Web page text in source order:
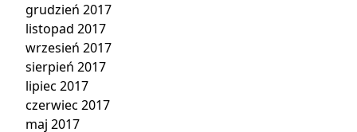
grudzień 2017
listopad 2017
wrzesień 2017
sierpień 2017
lipiec 2017
czerwiec 2017
maj 2017